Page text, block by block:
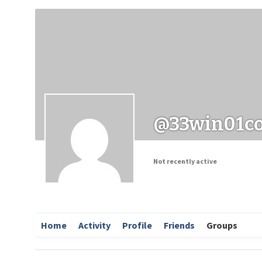
Заходи
Not recently active
Home Activity Profile Friends Groups